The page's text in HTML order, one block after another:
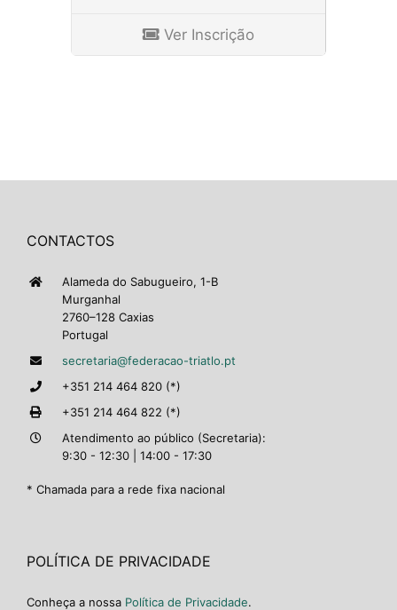
Ver Inscrição
CONTACTOS
Alameda do Sabugueiro, 1-B
Murganhal
2760–128 Caxias
Portugal
secretaria@federacao-triatlo.pt
+351 214 464 820 (*)
+351 214 464 822 (*)
Atendimento ao público (Secretaria):
9:30 - 12:30 | 14:00 - 17:30
* Chamada para a rede fixa nacional
POLÍTICA DE PRIVACIDADE
Conheça a nossa Política de Privacidade.